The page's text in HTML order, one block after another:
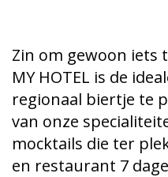
Zin om gewoon iets
MY HOTEL is de
regionaal biertje te
van onze
mocktails die ter
en restaurant 7